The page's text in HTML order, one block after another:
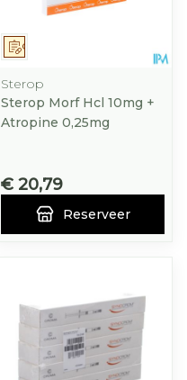
Op voorschrift
Sterop
Sterop Morf Hcl 10mg +
Atropine 0,25mg
€ 20,79
Reserveer